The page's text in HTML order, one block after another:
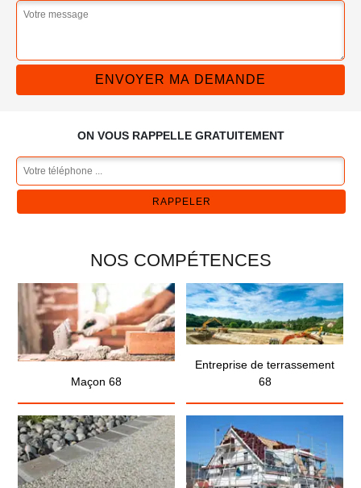
ON VOUS RAPPELLE GRATUITEMENT
NOS COMPÉTENCES
Maçon 68
Entreprise de terrassement
68